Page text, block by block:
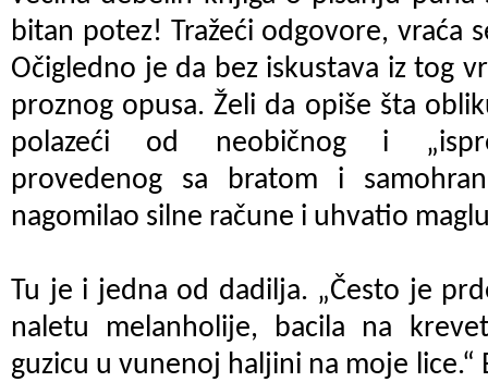
bitan potez! Tražeći odgovore, vraća
Očigledno je da bez iskustava iz tog
proznog opusa. Želi da opiše šta
polazeći od neobičnog i
provedenog sa bratom i
nagomilao silne račune i uhvatio
Tu je i jedna od dadilja. „Često je
naletu melanholije, bacila na
guzicu u vunenoj haljini na moje lice.“